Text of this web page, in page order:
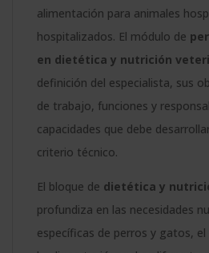
alimentación para animales
hospitalizados. El módulo de
en dietética y nutrición
definición del especialista, sus
de trabajo, funciones y
capacidades que debe
criterio técnico.
El bloque de dietética y
profundiza en las necesidades
específicas de perros y gatos,